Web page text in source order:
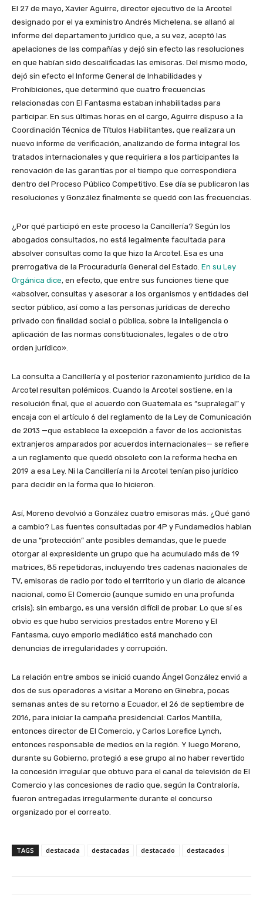
El 27 de mayo, Xavier Aguirre, director ejecutivo de la Arcotel
designado por el ya exministro Andrés Michelena, se allanó al
informe del departamento jurídico que, a su vez, aceptó las
apelaciones de las compañías y dejó sin efecto las resoluciones
en que habían sido descalificadas las emisoras. Del mismo modo,
dejó sin efecto el Informe General de Inhabilidades y
Prohibiciones, que determinó que cuatro frecuencias
relacionadas con El Fantasma estaban inhabilitadas para
participar. En sus últimas horas en el cargo, Aguirre dispuso a la
Coordinación Técnica de Títulos Habilitantes, que realizara un
nuevo informe de verificación, analizando de forma integral los
tratados internacionales y que requiriera a los participantes la
renovación de las garantías por el tiempo que correspondiera
dentro del Proceso Público Competitivo. Ese día se publicaron las
resoluciones y González finalmente se quedó con las frecuencias.
¿Por qué participó en este proceso la Cancillería? Según los
abogados consultados, no está legalmente facultada para
absolver consultas como la que hizo la Arcotel. Esa es una
prerrogativa de la Procuraduría General del Estado. En su Ley
Orgánica dice, en efecto, que entre sus funciones tiene que
«absolver, consultas y asesorar a los organismos y entidades del
sector público, así como a las personas jurídicas de derecho
privado con finalidad social o pública, sobre la inteligencia o
aplicación de las normas constitucionales, legales o de otro
orden jurídico».
La consulta a Cancillería y el posterior razonamiento jurídico de la
Arcotel resultan polémicos. Cuando la Arcotel sostiene, en la
resolución final, que el acuerdo con Guatemala es “supralegal” y
encaja con el artículo 6 del reglamento de la Ley de Comunicación
de 2013 —que establece la excepción a favor de los accionistas
extranjeros amparados por acuerdos internacionales— se refiere
a un reglamento que quedó obsoleto con la reforma hecha en
2019 a esa Ley. Ni la Cancillería ni la Arcotel tenían piso jurídico
para decidir en la forma que lo hicieron.
Así, Moreno devolvió a González cuatro emisoras más. ¿Qué ganó
a cambio? Las fuentes consultadas por 4P y Fundamedios hablan
de una “protección” ante posibles demandas, que le puede
otorgar al expresidente un grupo que ha acumulado más de 19
matrices, 85 repetidoras, incluyendo tres cadenas nacionales de
TV, emisoras de radio por todo el territorio y un diario de alcance
nacional, como El Comercio (aunque sumido en una profunda
crisis); sin embargo, es una versión difícil de probar. Lo que sí es
obvio es que hubo servicios prestados entre Moreno y El
Fantasma, cuyo emporio mediático está manchado con
denuncias de irregularidades y corrupción.
La relación entre ambos se inició cuando Ángel González envió a
dos de sus operadores a visitar a Moreno en Ginebra, pocas
semanas antes de su retorno a Ecuador, el 26 de septiembre de
2016, para iniciar la campaña presidencial: Carlos Mantilla,
entonces director de El Comercio, y Carlos Lorefice Lynch,
entonces responsable de medios en la región. Y luego Moreno,
durante su Gobierno, protegió a ese grupo al no haber revertido
la concesión irregular que obtuvo para el canal de televisión de El
Comercio y las concesiones de radio que, según la Contraloría,
fueron entregadas irregularmente durante el concurso
organizado por el correato.
TAGS destacada destacadas destacado destacados